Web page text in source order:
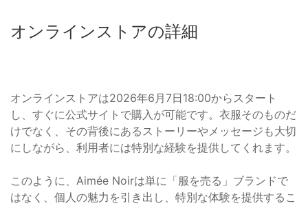
オンラインストアの詳細
オンラインストアは2026年6月7日18:00からスタート
し、すぐに公式サイトで購入が可能です。衣服そのものだ
けでなく、その背後にあるストーリーやメッセージも大切
にしながら、利用者には特別な経験を提供してくれます。
このように、Aimée Noirは単に「服を売る」ブランドで
はなく、個人の魅力を引き出し、特別な体験を提供するこ